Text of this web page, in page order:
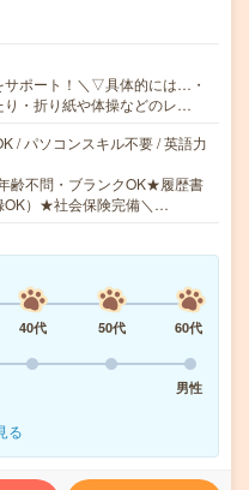
サポート！＼▽具体的には…・
り・折り紙や体操などのレ…
/ パソコンスキル不要 / 英語力
齢不問・ブランクOK★履歴書
OK）★社会保険完備＼…
40代 50代
60代
男性
る